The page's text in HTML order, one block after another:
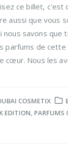
ce billet, c'est
aussi que vous
nous savons que
parfums de cette
cœur. Nous les
COSMETIX
EDITION, PARFUMS